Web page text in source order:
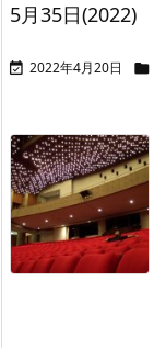
5月35日(2022)
 2022年4月20日 